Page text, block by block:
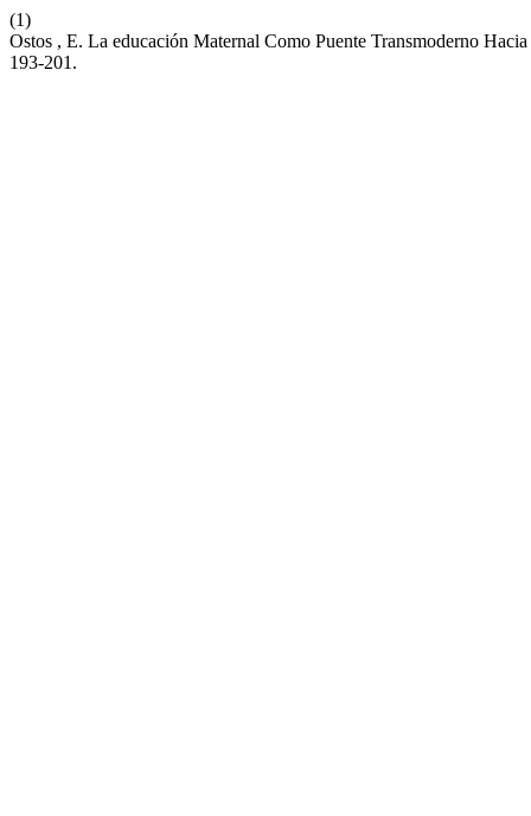
(1)
Ostos , E. La educación Maternal Como Puente Transmoderno
193-201.